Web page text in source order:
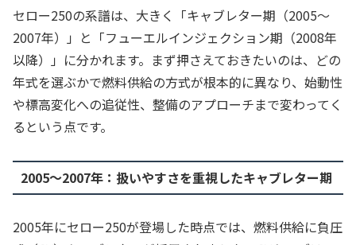
セロー250の系譜は、大きく「キャブレター期（2005〜
2007年）」と「フューエルインジェクション期（2008年
以降）」に分かれます。まず押さえておきたいのは、どの
年式を選ぶかで燃料供給の方式が根本的に異なり、始動性
や標高変化への追従性、整備のアプローチまで変わってく
るという点です。
2005〜2007年：扱いやすさを重視したキャブレター期
2005年にセロー250が登場した時点では、燃料供給に負圧